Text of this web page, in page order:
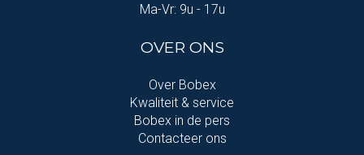
Ma-Vr: 9u - 17u
OVER ONS
Over Bobex
Kwaliteit & service
Bobex in de pers
Contacteer ons